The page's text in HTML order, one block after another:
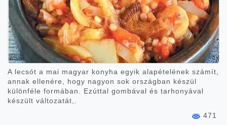
A lecsót a mai magyar konyha egyik alapételének számít,
annak ellenére, hogy nagyon sok országban készül
különféle formában. Ezúttal gombával és tarhonyával
készült változatát,.
471